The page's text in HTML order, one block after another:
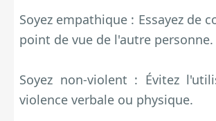
Soyez empathique : Essayez de
point de vue de l'autre personne.
Soyez non-violent : Évitez
violence verbale ou physique.